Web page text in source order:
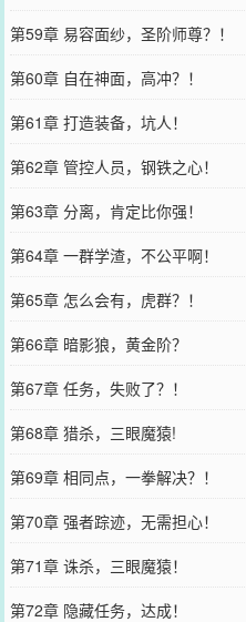
第59章 易容面纱，圣阶师尊？！
第60章 自在神面，高冲？！
第61章 打造装备，坑人！
第62章 管控人员，钢铁之心！
第63章 分离，肯定比你强！
第64章 一群学渣，不公平啊！
第65章 怎么会有，虎群？！
第66章 暗影狼，黄金阶？
第67章 任务，失败了？！
第68章 猎杀，三眼魔猿!
第69章 相同点，一拳解决？！
第70章 强者踪迹，无需担心！
第71章 诛杀，三眼魔猿！
第72章 隐藏任务，达成！